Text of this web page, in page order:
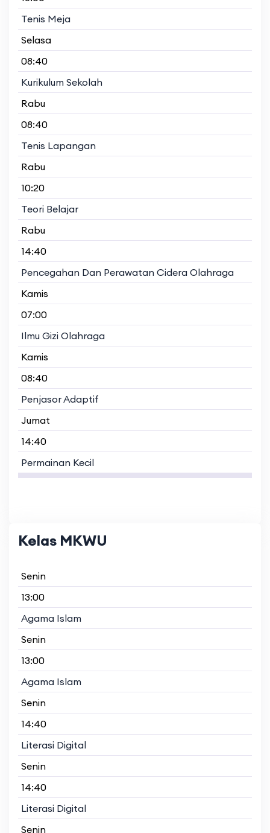
Tenis Meja
Selasa
08:40
Kurikulum Sekolah
Rabu
08:40
Tenis Lapangan
Rabu
10:20
Teori Belajar
Rabu
14:40
Pencegahan Dan Perawatan Cidera Olahraga
Kamis
07:00
Ilmu Gizi Olahraga
Kamis
08:40
Penjasor Adaptif
Jumat
14:40
Permainan Kecil
Kelas MKWU
Senin
13:00
Agama Islam
Senin
13:00
Agama Islam
Senin
14:40
Literasi Digital
Senin
14:40
Literasi Digital
Senin